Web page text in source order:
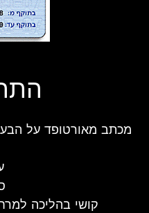
מכתב מאורטופד על
קושי בהליכה